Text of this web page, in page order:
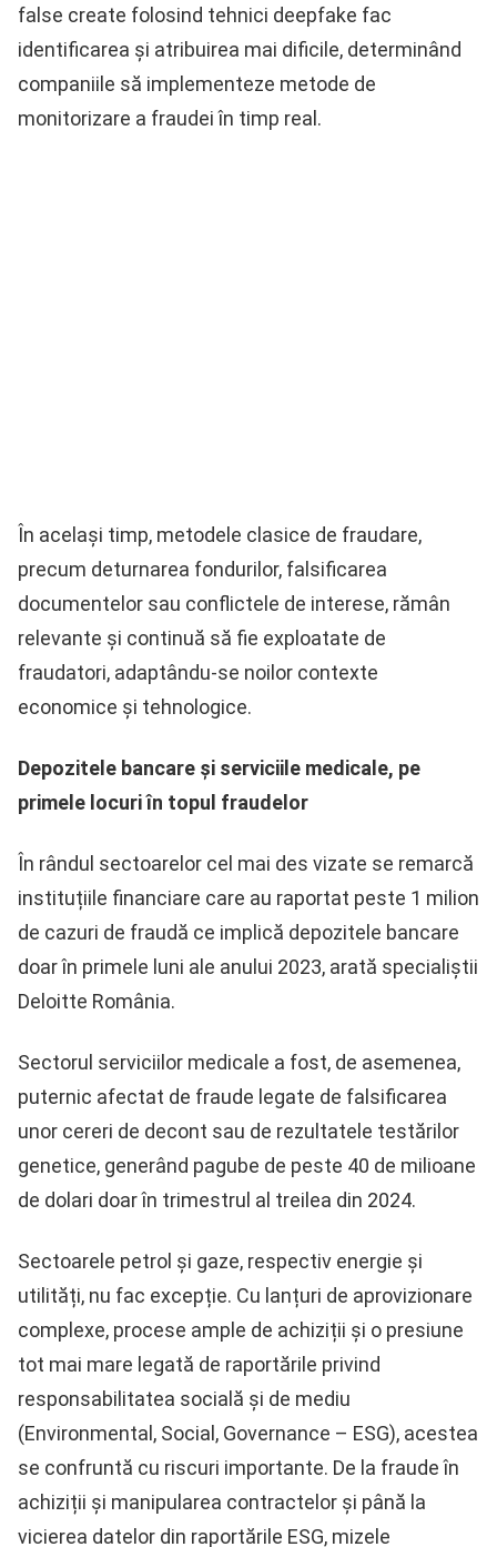
false create folosind tehnici deepfake fac
identificarea și atribuirea mai dificile, determinând
companiile să implementeze metode de
monitorizare a fraudei în timp real.
În același timp, metodele clasice de fraudare,
precum deturnarea fondurilor, falsificarea
documentelor sau conflictele de interese, rămân
relevante și continuă să fie exploatate de
fraudatori, adaptându-se noilor contexte
economice și tehnologice.
Depozitele bancare și serviciile medicale, pe
primele locuri în topul fraudelor
În rândul sectoarelor cel mai des vizate se remarcă
instituțiile financiare care au raportat peste 1 milion
de cazuri de fraudă ce implică depozitele bancare
doar în primele luni ale anului 2023, arată specialiștii
Deloitte România.
Sectorul serviciilor medicale a fost, de asemenea,
puternic afectat de fraude legate de falsificarea
unor cereri de decont sau de rezultatele testărilor
genetice, generând pagube de peste 40 de milioane
de dolari doar în trimestrul al treilea din 2024.
Sectoarele petrol și gaze, respectiv energie și
utilități, nu fac excepție. Cu lanțuri de aprovizionare
complexe, procese ample de achiziții și o presiune
tot mai mare legată de raportările privind
responsabilitatea socială și de mediu
(Environmental, Social, Governance – ESG), acestea
se confruntă cu riscuri importante. De la fraude în
achiziții și manipularea contractelor și până la
vicierea datelor din raportările ESG, mizele